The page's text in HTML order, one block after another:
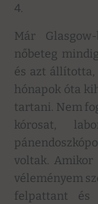
4.
Már
nőbeteg
és azt
hónapok óta
tartani. Nem
kórosat,
voltak. Amikor
véleményem
felpattant és